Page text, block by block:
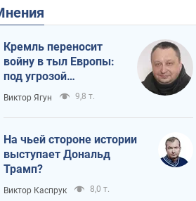
Мнения
Кремль переносит
войну в тыл Европы:
под угрозой
критическая
логистика
Виктор Ягун 9,8 т.
На чьей стороне истории
выступает Дональд
Трамп?
Виктор Каспрук 8,0 т.